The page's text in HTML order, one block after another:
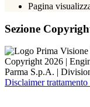
Pagina
Sezione
Copyright 2026 |
Parma S.p.A. |
Disclaimer trattamento